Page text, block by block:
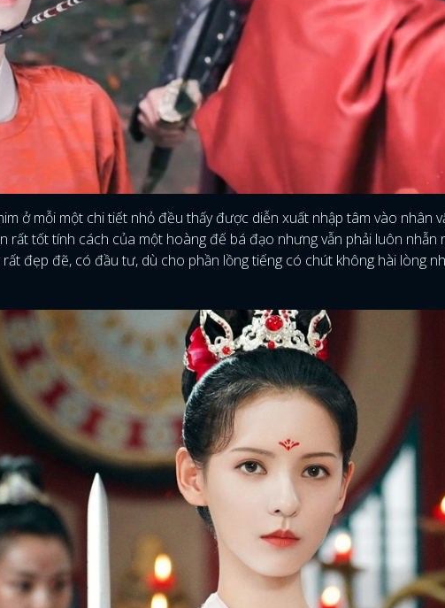
ở mỗi một chi tiết nhỏ đều thấy được diễn xuất nhập tâm vào nhân
rất tốt tính cách của một hoàng đế bá đạo nhưng vẫn phải luôn nhẫn
đẹp đẽ, có đầu tư, dù cho phần lồng tiếng có chút không hài lòng